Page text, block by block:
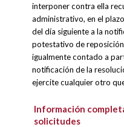
interponer contra ella
administrativo, en el
del día siguiente a la
potestativo de reposición
igualmente contado a
notificación de la
ejercite cualquier otro
Información
solicitudes